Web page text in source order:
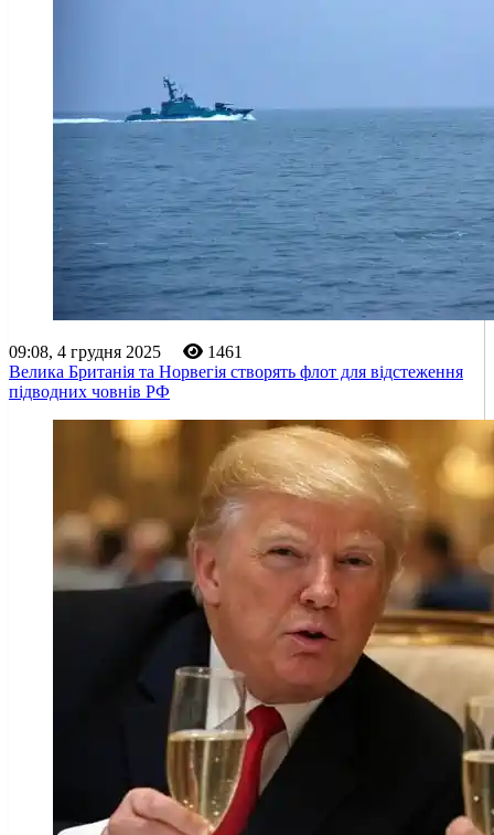
09:08, 4 грудня 2025
1461
Велика Британія та Норвегія створять флот для відстеження
підводних човнів РФ